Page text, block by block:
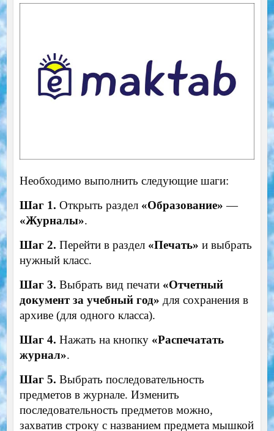
Необходимо выполнить следующие шаги:
Шаг 1. Открыть раздел «Образование» —
«Журналы».
Шаг 2. Перейти в раздел «Печать» и выбрать
нужный класс.
Шаг 3. Выбрать вид печати «Отчетный
документ за учебный год» для сохранения в
архиве (для одного класса).
Шаг 4. Нажать на кнопку«Распечатать
журнал».
Шаг 5. Выбрать последовательность
предметов в журнале. Изменить
последовательность предметов можно,
захватив строку с названием предмета мышкой